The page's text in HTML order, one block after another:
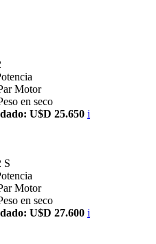
Motor
en seco
U$D 25.650 i
S
Motor
en seco
U$D 27.600 i